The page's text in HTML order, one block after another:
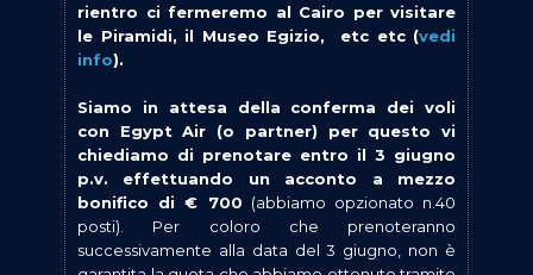
rientro ci fermeremo al Cairo per visitare
le Piramidi, il Museo Egizio, etc etc (vedi
info).
Siamo in attesa della conferma dei voli
con Egypt Air (o partner) per questo vi
chiediamo di prenotare entro il 3 giugno
p.v. effettuando un acconto a mezzo
bonifico di € 700 (abbiamo opzionato n.40
posti). Per coloro che prenoteranno
successivamente alla data del 3 giugno, non è